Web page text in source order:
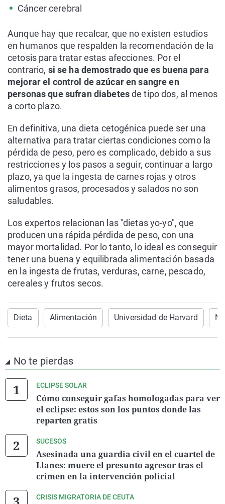
Cáncer cerebral
Aunque hay que recalcar, que no existen estudios
en humanos que respalden la recomendación de la
cetosis para tratar estas afecciones. Por el
contrario, si se ha demostrado que es buena para
mejorar el control de azúcar en sangre en
personas que sufran diabetesde tipo dos, al menos
a corto plazo.
En definitiva, una dieta cetogénica puede ser una
alternativa para tratar ciertas condiciones como la
pérdida de peso, pero es complicado, debido a sus
restricciones y los pasos a seguir, continuar a largo
plazo, ya que la ingesta de carnes rojas y otros
alimentos grasos, procesados y salados no son
saludables.
Los expertos relacionan las "dietas yo-yo", que
producen una rápida pérdida de peso, con una
mayor mortalidad. Por lo tanto, lo ideal es conseguir
tener una buena y equilibrada alimentación basada
en la ingesta de frutas, verduras, carne, pescado,
cereales y frutos secos.
Dieta Alimentación Universidad de Harvard
No te pierdas
ECLIPSE SOLAR
Cómo conseguir gafas homologadas para ver
el eclipse: estos son los puntos donde las
reparten gratis
SUCESOS
Asesinada una guardia civil en el cuartel de
Llanes: muere el presunto agresor tras el
crimen en la intervención policial
CRISIS MIGRATORIA DE CEUTA